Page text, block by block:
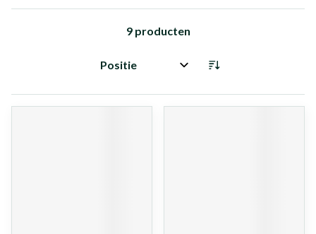
9producten
Sorteer op: